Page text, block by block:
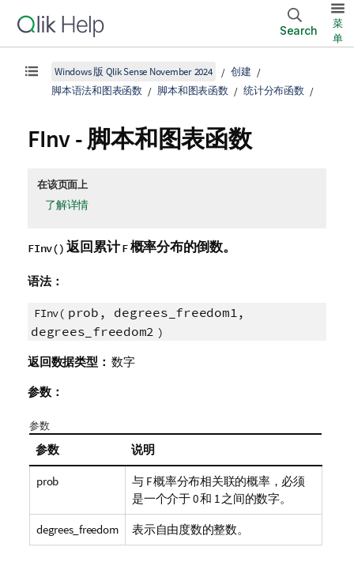
Search
菜
单
Windows 版 Qlik Sense November 2024
创建
脚本语法和图表函数
脚本和图表函数 统计分布函数
FInv - 脚本和图表函数
在该页面上
了解详情
FInv() 返回累计F概率分布的倒数。
语法：
FInv( prob, degrees_freedom1,
degrees_freedom2 )
返回数据类型： 数字
参数：
参数
参数 说明
prob 与 F概率分布相关联的概率，必须
是一个介于 0 和 1 之间的数字。
degrees_freedom 表示自由度数的整数。